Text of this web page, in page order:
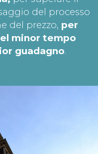
del processo
del prezzo, per
minor tempo
guadagno.